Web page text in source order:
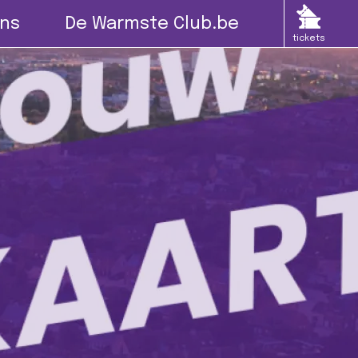
De Warmste Club.be
tickets